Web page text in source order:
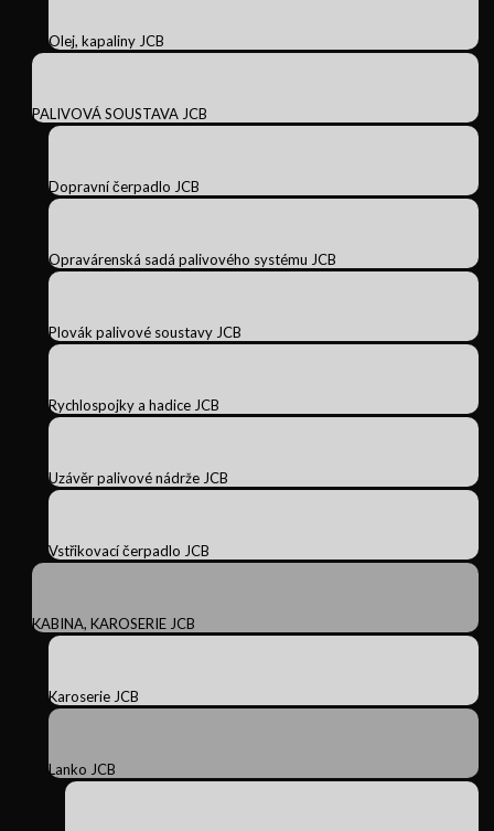
Olej, kapaliny JCB
PALIVOVÁ SOUSTAVA JCB
Dopravní čerpadlo JCB
Opravárenská sadá palivového systému JCB
Plovák palivové soustavy JCB
Rychlospojky a hadice JCB
Uzávěr palivové nádrže JCB
Vstřikovací čerpadlo JCB
KABINA, KAROSERIE JCB
Karoserie JCB
Lanko JCB